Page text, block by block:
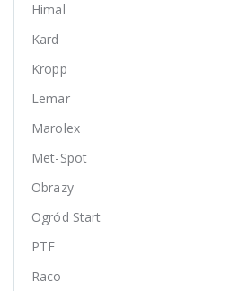
Himal
Kard
Kropp
Lemar
Marolex
Met-Spot
Obrazy
Ogród Start
PTF
Raco